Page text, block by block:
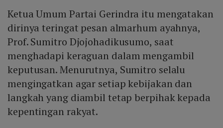
Ketua Umum Partai Gerindra itu mengatakan
dirinya teringat pesan almarhum ayahnya,
Prof. Sumitro Djojohadikusumo, saat
menghadapi keraguan dalam mengambil
keputusan. Menurutnya, Sumitro selalu
mengingatkan agar setiap kebijakan dan
langkah yang diambil tetap berpihak kepada
kepentingan rakyat.